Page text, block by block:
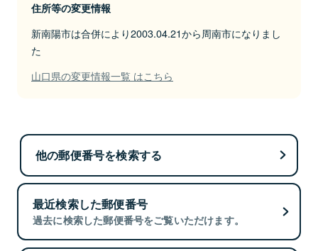
住所等の変更情報
新南陽市は合併により2003.04.21から周南市になりまし
た
山口県の変更情報一覧 はこちら
他の郵便番号を検索する
最近検索した郵便番号
過去に検索した郵便番号をご覧いただけます。